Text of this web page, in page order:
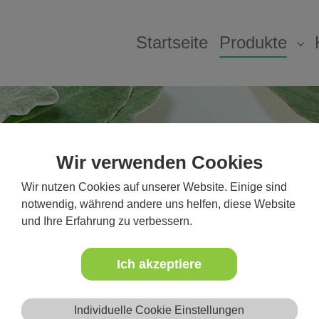
Wir verwenden Cookies
Wir nutzen Cookies auf unserer Website. Einige sind
notwendig, während andere uns helfen, diese Website
und Ihre Erfahrung zu verbessern.
Ich akzeptiere
Individuelle Cookie Einstellungen
Startseite Produkte